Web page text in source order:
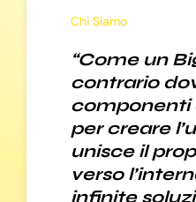
Chi Siamo
“Come un
contrario
componenti
per creare
unisce il
verso
infinite